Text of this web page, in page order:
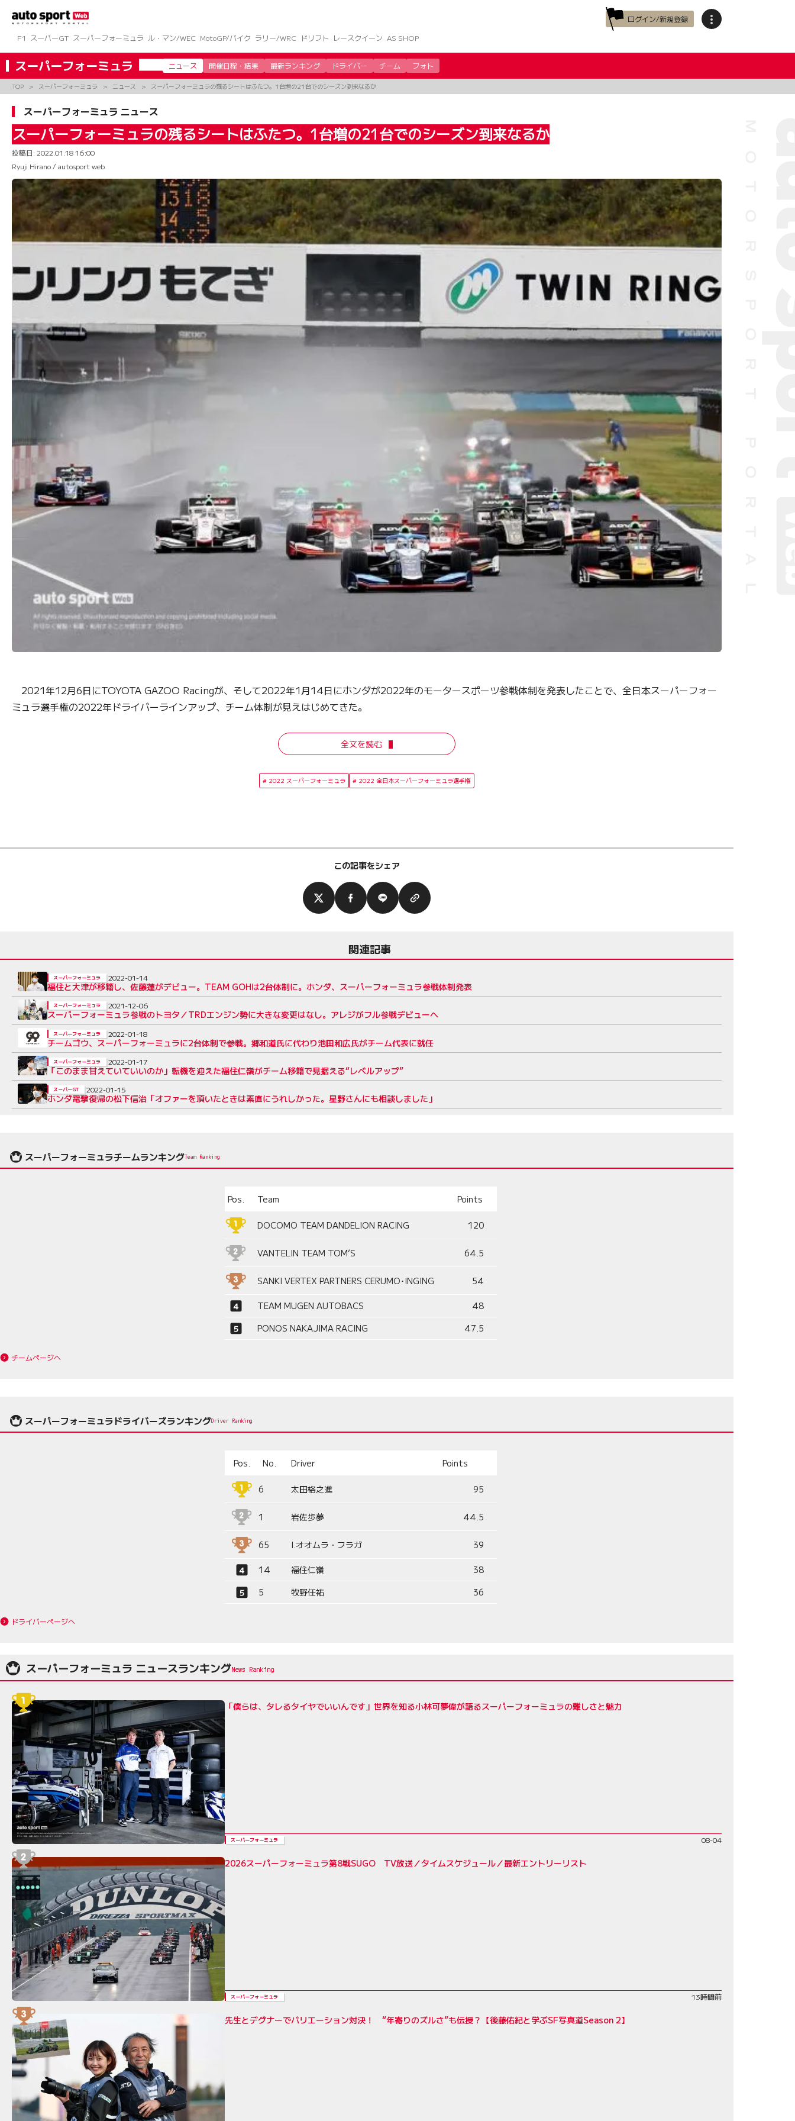
ツ
へ
ス
キ
ッ
ログイン/新規登録
F1
スーパーGT スーパーフォーミュラ ル・マン/WEC MotoGP/バイク ラリー/WRC ドリフト レースクイーン AS SHOP
スーパーフォーミュラ ニュース 開催日程・結果 最新ランキング ドライバー チーム フォト
TOP スーパーフォーミュラ ニュース スーパーフォーミュラの残るシートはふたつ。1台増の21台でのシーズン到来なるか
スーパーフォーミュラ ニュース
スーパーフォーミュラの残るシートはふたつ。1台増の21台でのシーズン到来なるか
投稿日: 2022.01.18 16:00
Ryuji Hirano / autosport web
2021年12月6日にTOYOTA GAZOO Racingが、そして2022年1月14日にホンダが2022年のモータースポーツ参戦体制を発表したことで、全日本スーパーフォー
ミュラ選手権の2022年ドライバーラインアップ、チーム体制が見えはじめてきた。
全文を読む
2022 スーパーフォーミュラ 2022 全日本スーパーフォーミュラ選手権
この記事をシェア
関連記事
福住と大津が移籍し、佐藤蓮がデビュー。TEAM GOHは2台体制に。ホンダ、スーパーフォーミュラ参戦体制発表
スーパーフォーミュラ 2022-01-14
スーパーフォーミュラ参戦のトヨタ／TRDエンジン勢に大きな変更はなし。アレジがフル参戦デビューへ
スーパーフォーミュラ 2021-12-06
チームゴウ、スーパーフォーミュラに2台体制で参戦。郷和道氏に代わり池田和広氏がチーム代表に就任
スーパーフォーミュラ 2022-01-18
「このまま甘えていていいのか」転機を迎えた福住仁嶺がチーム移籍で見据える“レベルアップ”
スーパーフォーミュラ 2022-01-17
ホンダ電撃復帰の松下信治「オファーを頂いたときは素直にうれしかった。星野さんにも相談しました」
スーパーGT 2022-01-15
スーパーフォーミュラチームランキングTeam Ranking
Pos. Team Points
DOCOMO TEAM DANDELION RACING 120
VANTELIN TEAM TOM’S 64.5
SANKI VERTEX PARTNERS CERUMO･INGING 54
TEAM MUGEN AUTOBACS
48
PONOS NAKAJIMA RACING
47.5
チームページへ
スーパーフォーミュラドライバーズランキングDriver Ranking
Pos. No. Driver Points
6 太田格之進 95
1 岩佐歩夢 44.5
65 I.オオムラ・フラガ 39
14 福住仁嶺
38
5
牧野任祐 36
ドライバーページへ
スーパーフォーミュラ ニュースランキング
「僕らは、タレるタイヤでいいんです」世界を知る小林可夢偉が語るスーパーフォーミュラの難しさと魅力
スーパーフォーミュラ 08-04
2026スーパーフォーミュラ第8戦SUGO TV放送／タイムスケジュール／最新エントリーリスト
スーパーフォーミュラ 13時間前
先生とデグナーでバリエーション対決！ “年寄りのズルさ”も伝授？【後藤佑紀と学ぶSF写真道Season 2】